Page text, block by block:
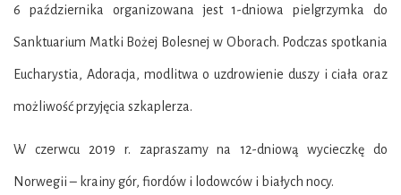
6 października organizowana jest 1-dniowa pielgrzymka do
Sanktuarium Matki Bożej Bolesnej w Oborach. Podczas spotkania
Eucharystia, Adoracja, modlitwa o uzdrowienie duszy i ciała oraz
możliwość przyjęcia szkaplerza.
W czerwcu 2019 r. zapraszamy na 12-dniową wycieczkę do
Norwegii – krainy gór, fiordów i lodowców i białych nocy.